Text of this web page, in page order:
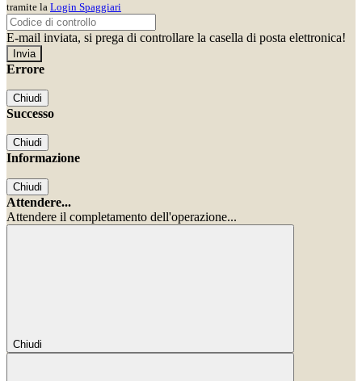
tramite la Login Spaggiari
E-mail inviata, si prega di controllare la casella di posta elettronica!
Errore
Chiudi
Successo
Chiudi
Informazione
Chiudi
Attendere...
Attendere il completamento dell'operazione...
Chiudi